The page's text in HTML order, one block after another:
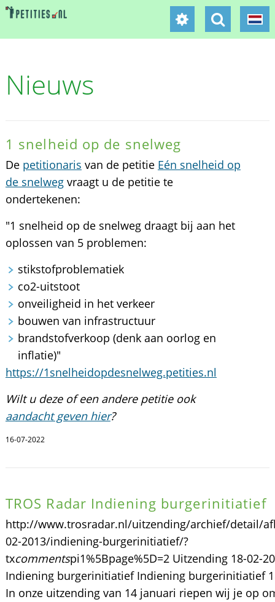
Nieuws
1 snelheid op de snelweg
De petitionaris van de petitie Eén snelheid op
de snelwegvraagt u de petitie te
ondertekenen:
"1 snelheid op de snelweg draagt bij aan het
oplossen van 5 problemen:
stikstofproblematiek
co2-uitstoot
onveiligheid in het verkeer
bouwen van infrastructuur
brandstofverkoop (denk aan oorlog en
inflatie)"
https://1snelheidopdesnelweg.petities.nl
Wilt u deze of een andere petitie ook
aandacht geven hier?
16-07-2022
TROS Radar Indiening burgerinitiatief
http://www.trosradar.nl/uitzending/archief/detail/
02-2013/indiening-burgerinitiatief/?
txcommentspi1%5Bpage%5D=2 Uitzending 18-02-
Indiening burgerinitiatief Indiening burgerinitiatief
In onze uitzending van 14 januari riepen wij je op